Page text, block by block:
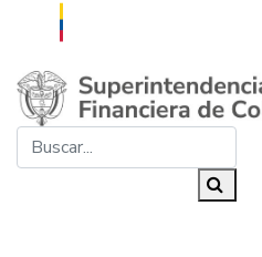
Saltar al contenido principal